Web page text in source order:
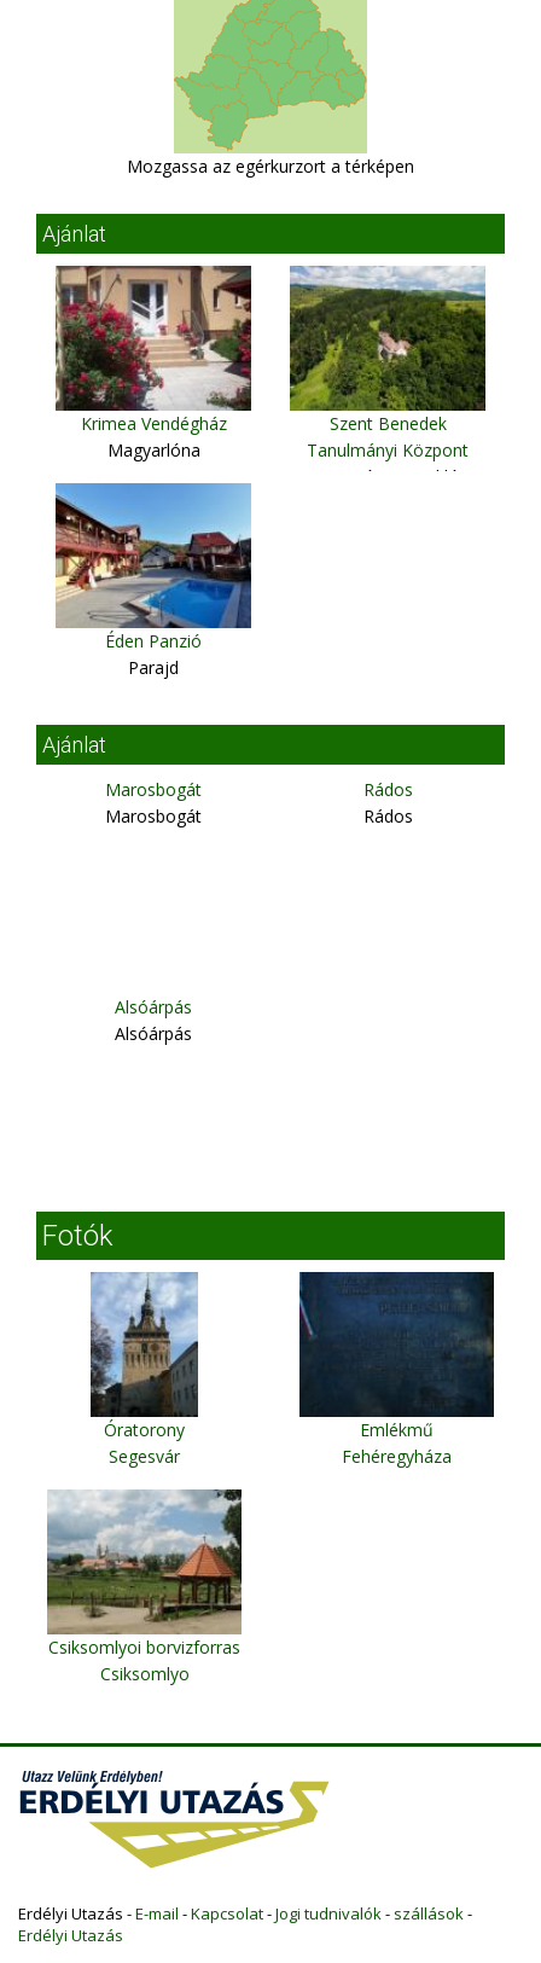
Mozgassa az egérkurzort a térképen
Ajánlat
Krimea Vendégház
Magyarlóna
Szent Benedek
Tanulmányi Központ
Gyergyószentmiklós
Éden Panzió
Parajd
Ajánlat
Marosbogát
Marosbogát
Rádos
Rádos
Alsóárpás
Alsóárpás
Fotók
Óratorony
Segesvár
Emlékmű
Fehéregyháza
Csiksomlyoi borvizforras
Csiksomlyo
Erdélyi Utazás -E-mail -Kapcsolat-Jogi tudnivalók- szállások-
Erdélyi Utazás